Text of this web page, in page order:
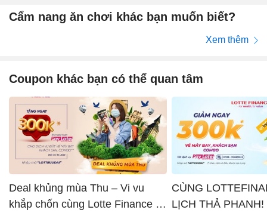
Cẩm nang ăn chơi khác bạn muốn biết?
Xem thêm
Coupon khác bạn có thể quan tâm
Deal khủng mùa Thu – Vi vu
khắp chốn cùng Lotte Finance x
CÙNG
LỊCH THẢ PHANH!